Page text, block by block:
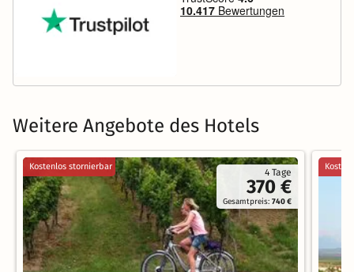
Weitere Angebote des Hotels
4 Tage
370 €
Gesamtpreis:740 €
Kostenlos stornierbar